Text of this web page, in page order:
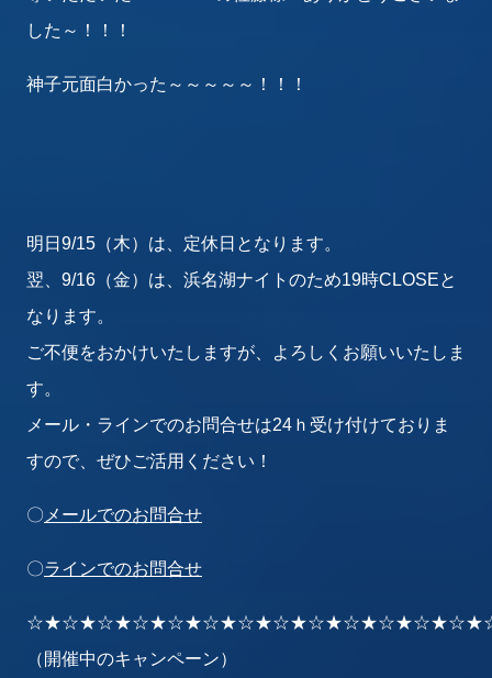
した～！！！
神子元面白かった～～～～～！！！
明日9/15（木）は、定休日となります。
翌、9/16（金）は、浜名湖ナイトのため19時CLOSEと
なります。
ご不便をおかけいたしますが、よろしくお願いいたしま
す。
メール・ラインでのお問合せは24ｈ受け付けておりま
すので、ぜひご活用ください！
〇 メールでのお問合せ
〇ラインでのお問合せ
（開催中のキャンペーン）